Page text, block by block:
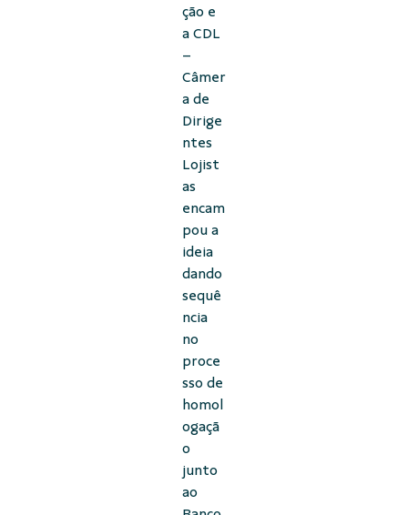
ção e
a CDL
–
Câmer
a de
Dirige
ntes
Lojist
as
encam
pou a
ideia
dando
sequê
ncia
no
proce
sso de
homol
ogaçã
o
junto
ao